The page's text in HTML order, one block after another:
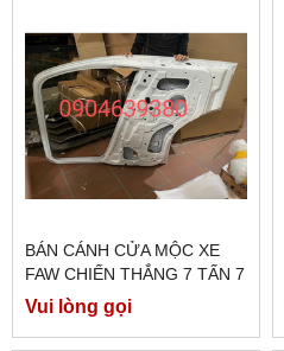
BÁN CÁNH CỬA MỘC XE
FAW CHIẾN THẮNG 7 TẤN 7
Vui lòng gọi